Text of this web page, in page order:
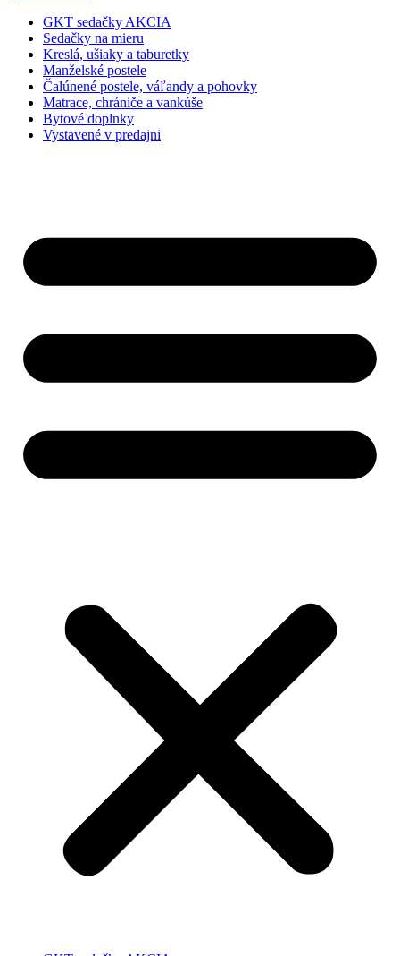
GKT sedačky AKCIA
Sedačky na mieru
Kreslá, ušiaky a taburetky
Manželské postele
Čalúnené postele, váľandy a pohovky
Matrace, chrániče a vankúše
Bytové doplnky
Vystavené v predajni